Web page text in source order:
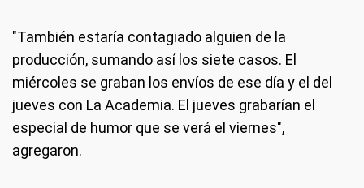
"También estaría contagiado alguien de la
producción, sumando así los siete casos. El
miércoles se graban los envíos de ese día y el del
jueves con La Academia. El jueves grabarían el
especial de humor que se verá el viernes",
agregaron.